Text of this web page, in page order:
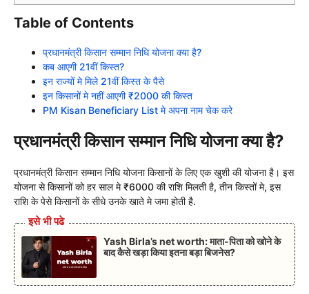
Table of Contents
प्रधानमंत्री किसान सम्मान निधि योजना क्या है?
कब आएगी 21वीं किस्त?
इन राज्यों मे मिले 21वीं किस्त के पैसे
इन किसानों मे नहीं आएगी ₹2000 की किस्त
PM Kisan Beneficiary List मे अपना नाम चेक करे
प्रधानमंत्री किसान सम्मान निधि योजना क्या है?
प्रधानमंत्री किसान सम्मान निधि योजना किसानों के लिए एक खुशी की योजना है। इस
योजना से किसानों को हर साल मे ₹6000 की राशि मिलती है, तीन किस्तों मे, इस
राशि के पेसे किसानों के सीधे उनके खाते मे जमा होती है.
इसे भी पढे
Yash Birla’s net worth: माता-पिता को खोने के
बाद कैसे खड़ा किया इतना बड़ा बिजनेस?